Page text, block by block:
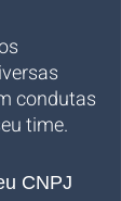
condutas
time.
CNPJ